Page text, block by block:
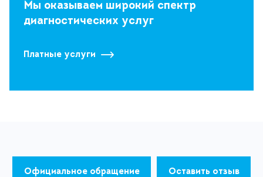
Мы оказываем широкий спектр
диагностических услуг
Платные услуги
Официальное обращение Оставить отзыв